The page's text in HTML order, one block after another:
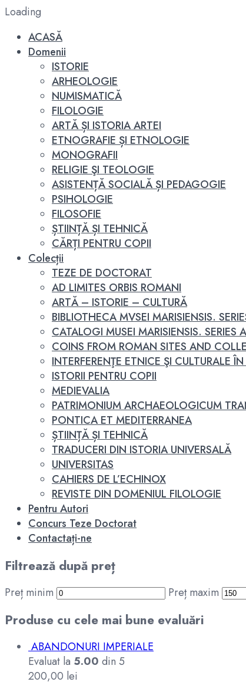
Loading
ACASĂ
Domenii
ISTORIE
ARHEOLOGIE
NUMISMATICĂ
FILOLOGIE
ARTĂ ȘI ISTORIA ARTEI
ETNOGRAFIE ȘI ETNOLOGIE
MONOGRAFII
RELIGIE ŞI TEOLOGIE
ASISTENȚĂ SOCIALĂ ȘI PEDAGOGIE
PSIHOLOGIE
FILOSOFIE
ȘTIINȚĂ ȘI TEHNICĂ
CĂRȚI PENTRU COPII
Colecții
TEZE DE DOCTORAT
AD LIMITES ORBIS ROMANI
ARTĂ – ISTORIE – CULTURĂ
BIBLIOTHECA MVSEI MARISIENSIS.
CATALOGI MUSEI MARISIENSIS.
COINS FROM ROMAN SITES AND
INTERFERENŢE ETNICE ŞI CULTURALE
ISTORII PENTRU COPII
MEDIEVALIA
PATRIMONIUM ARCHAEOLOGICUM
PONTICA ET MEDITERRANEA
ȘTIINȚĂ ȘI TEHNICĂ
TRADUCERI DIN ISTORIA UNIVERSALĂ
UNIVERSITAS
CAHIERS DE L’ECHINOX
REVISTE DIN DOMENIUL FILOLOGIE
Pentru Autori
Concurs Teze Doctorat
Contactați-ne
Filtrează după preț
Preț minim Preț maxim
Produse cu cele mai bune evaluări
ABANDONURI IMPERIALE
Evaluat la 5.00 din 5
200,00 lei